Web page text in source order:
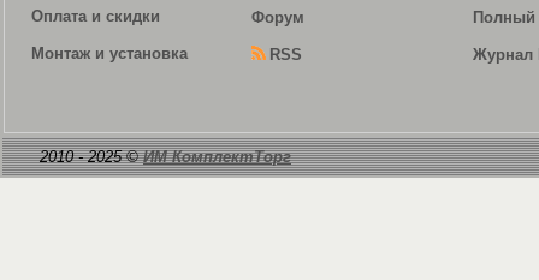
Оплата и скидки
Монтаж и установка
Форум
RSS
Полный
Журнал
2010 - 2025 ©ИМ КомплектТорг